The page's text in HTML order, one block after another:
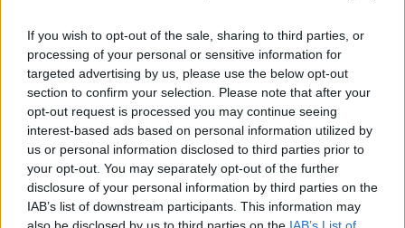
If you wish to opt-out of the sale, sharing to third parties, or
processing of your personal or sensitive information for
targeted advertising by us, please use the below opt-out
section to confirm your selection. Please note that after your
opt-out request is processed you may continue seeing
interest-based ads based on personal information utilized by
us or personal information disclosed to third parties prior to
your opt-out. You may separately opt-out of the further
disclosure of your personal information by third parties on the
IAB’s list of downstream participants. This information may
Αν έχεις περισσότερο χρόνο…
Ο μπαρόκ ναός του Αγίου Ιγνατίου, Sant’ Ignazio,
με τις τρισδιάστατες τοιχογραφίες του, η Αππία
Οδός επάνω στην οποία μπορείς να ακολουθήσεις
τα βήματα των Αρχαίων Ρωμαίων, και η Αρχαία
Όστια, γνωστή στους αρχαιολογικούς κύκλους και
ως δεύτερη Πομπηία είναι μερικά από τα πιο